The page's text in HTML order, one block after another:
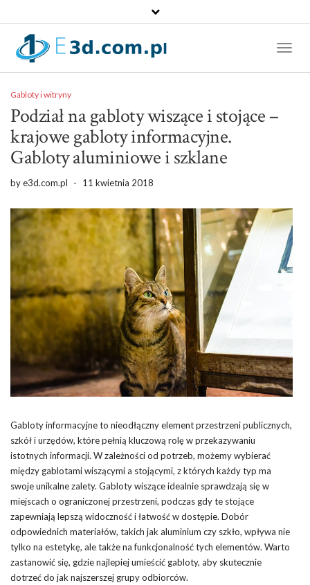
Gabloty i witryny
Podział na gabloty wiszące i stojące –
krajowe gabloty informacyjne.
Gabloty aluminiowe i szklane
bye3d.com.pl - 11 kwietnia 2018
Gabloty informacyjne to nieodłączny element przestrzeni publicznych,
szkół i urzędów, które pełnią kluczową rolę w przekazywaniu
istotnych informacji. W zależności od potrzeb, możemy wybierać
między gablotami wiszącymi a stojącymi, z których każdy typ ma
swoje unikalne zalety. Gabloty wiszące idealnie sprawdzają się w
miejscach o ograniczonej przestrzeni, podczas gdy te stojące
zapewniają lepszą widoczność i łatwość w dostępie. Dobór
odpowiednich materiałów, takich jak aluminium czy szkło, wpływa nie
tylko na estetykę, ale także na funkcjonalność tych elementów. Warto
zastanowić się, gdzie najlepiej umieścić gabloty, aby skutecznie
dotrzeć do jak najszerszej grupy odbiorców.